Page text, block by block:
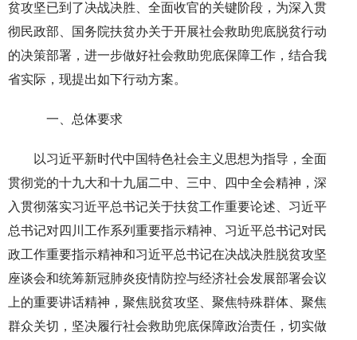
贫攻坚已到了决战决胜、全面收官的关键阶段，为深入贯
彻民政部、国务院扶贫办关于开展社会救助兜底脱贫行动
的决策部署，进一步做好社会救助兜底保障工作，结合我
省实际，现提出如下行动方案。
一、总体要求
以习近平新时代中国特色社会主义思想为指导，全面
贯彻党的十九大和十九届二中、三中、四中全会精神，深
入贯彻落实习近平总书记关于扶贫工作重要论述、习近平
总书记对四川工作系列重要指示精神、习近平总书记对民
政工作重要指示精神和习近平总书记在决战决胜脱贫攻坚
座谈会和统筹新冠肺炎疫情防控与经济社会发展部署会议
上的重要讲话精神，聚焦脱贫攻坚、聚焦特殊群体、聚焦
群众关切，坚决履行社会救助兜底保障政治责任，切实做